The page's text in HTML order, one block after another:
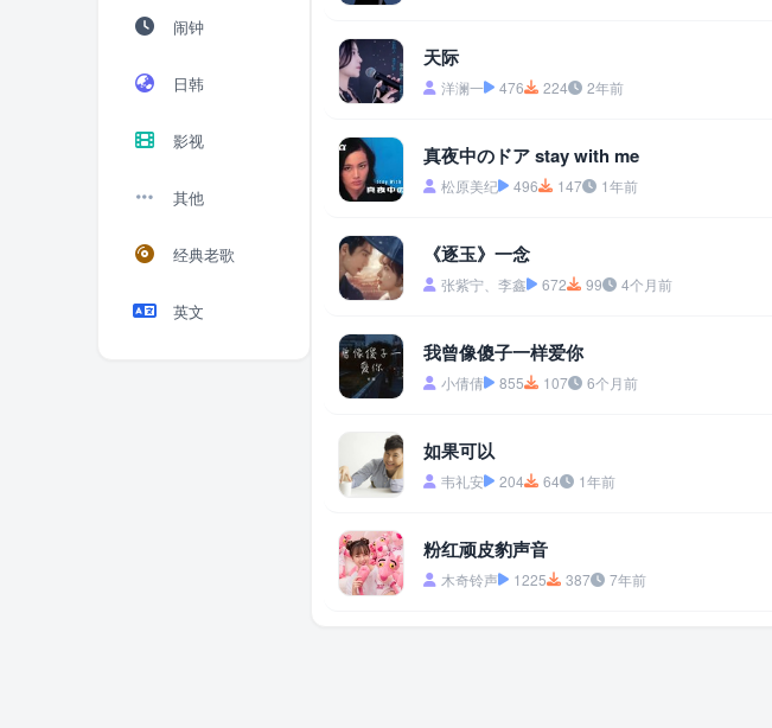
闹钟
日韩
影视
其他
经典老歌
英文
天际
洋澜一 476 224 2年前
真夜中のドア stay with me
松原美纪 496 147 1年前
《逐玉》一念
张紫宁、李鑫 672 99 4个月前
我曾像傻子一样爱你
小倩倩 855 107 6个月前
如果可以
韦礼安 204 64 1年前
粉红顽皮豹声音
木奇铃声 1225 387 7年前